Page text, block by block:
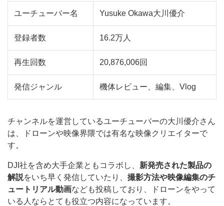
ユーチューバー名 Yusuke Okawa大川優介
登録者数 16.2万人
再生回数 20,876,006回
発信ジャンル 機体レビュー、編集、Vlog
チャンネルを運営しているユーチューバーの大川優介さん
は、ドローンや映像界隈では有名な映像クリエイターで
す。
DJI社を含め大手企業ともコラボし、 新発売された製品の
解説をいち早く発信していたり、 撮影方法や映像編集のチ
ュートリアル動画なども投稿しており、ドローンをやって
いる人ならとても役立つ内容になっています。